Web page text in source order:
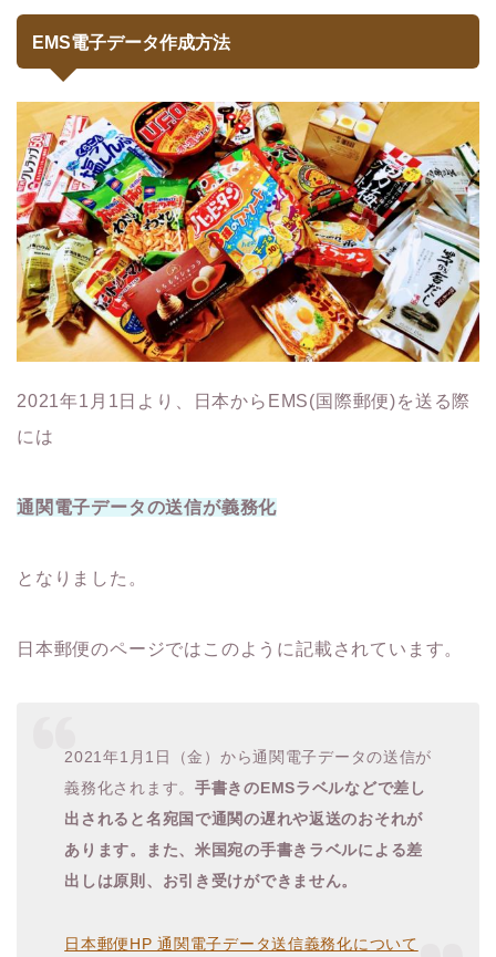
EMS電子データ作成方法
2021年1月1日より、日本からEMS(国際郵便)を送る際
には
通関電子データの送信が義務化
となりました。
日本郵便のページではこのように記載されています。
2021年1月1日（金）から通関電子データの送信が
義務化されます。 手書きのEMSラベルなどで差し
出されると名宛国で通関の遅れや返送のおそれが
あります。また、米国宛の手書きラベルによる差
出しは原則、お引き受けができません。
日本郵便HP 通関電子データ送信義務化について